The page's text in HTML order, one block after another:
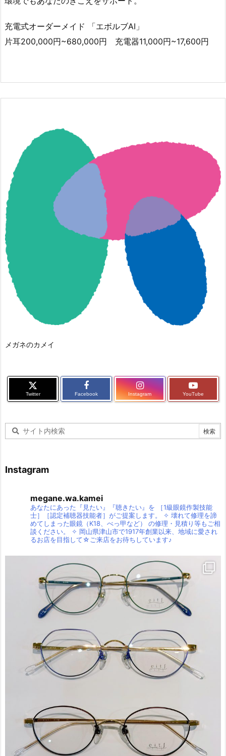
充電式オーダーメイド 「エボルブAI」
片耳200,000円~680,000円 充電器11,000円~17,600円
メガネのカメイ
Twitter Facebook Instagram YouTube
Instagram
megane.wa.kamei
あなたにあった『見たい』『聴きたい』を ［1級眼鏡作製技能
士］［認定補聴器技能者］がご提案します。
✧ 壊れて修理を諦
めてしまった眼鏡（K18、べっ甲など）
の修理・見積り等もご相
談ください。
✧ 岡山県津山市で1917年創業以来、地域に愛され
るお店を目指して☆ご来店をお待ちしています♪